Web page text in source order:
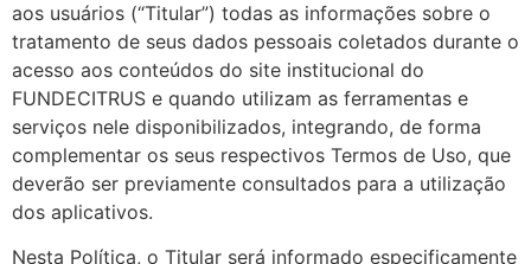
aos usuários (“Titular”) todas as informações sobre o
tratamento de seus dados pessoais coletados durante o
acesso aos conteúdos do site institucional do
FUNDECITRUS e quando utilizam as ferramentas e
serviços nele disponibilizados, integrando, de forma
complementar os seus respectivos Termos de Uso, que
deverão ser previamente consultados para a utilização
dos aplicativos.
Nesta Política, o Titular será informado especificamente